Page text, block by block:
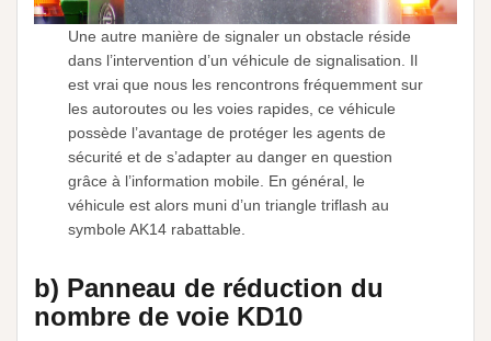
Une autre manière de signaler un obstacle réside
dans l’intervention d’un véhicule de signalisation. Il
est vrai que nous les rencontrons fréquemment sur
les autoroutes ou les voies rapides, ce véhicule
possède l’avantage de protéger les agents de
sécurité et de s’adapter au danger en question
grâce à l’information mobile. En général, le
véhicule est alors muni d’un triangle triflash au
symbole AK14 rabattable.
b) Panneau de réduction du
nombre de voie KD10